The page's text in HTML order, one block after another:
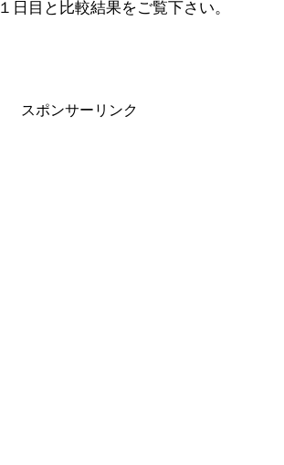
日目と比較結果をご覧下さい。
スポンサーリンク